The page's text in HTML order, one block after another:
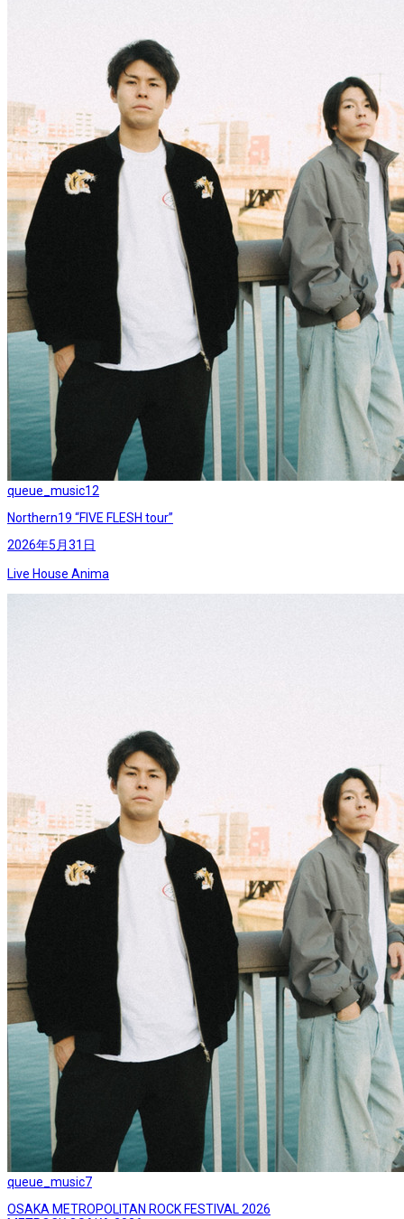
queue_music12
Northern19 “FIVE FLESH tour”
2026年5月31日
Live House Anima
queue_music7
OSAKA METROPOLITAN ROCK FESTIVAL 2026